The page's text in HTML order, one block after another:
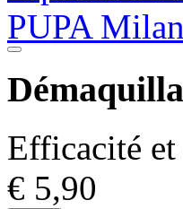
Efficacité
€ 5,90